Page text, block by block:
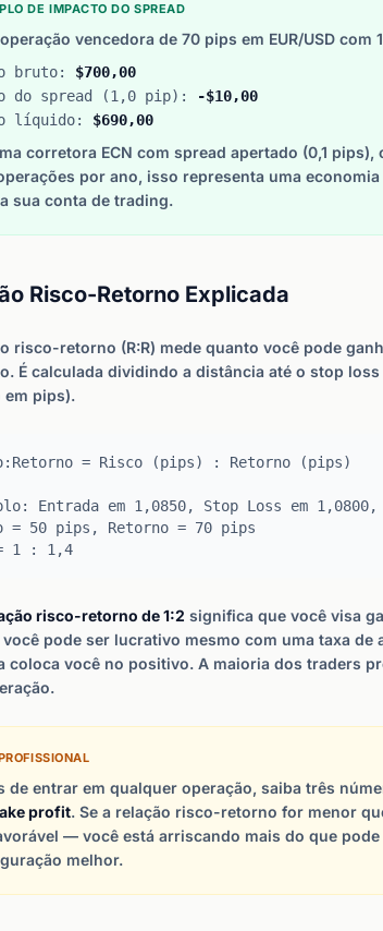
DE IMPACTO DO SPREAD
vencedora de 70 pips em EUR/USD com
bruto: $700,00
do spread (1,0 pip):
-$10,00
líquido: $690,00
corretora ECN com spread apertado (0,1
por ano, isso representa uma economia
sua conta de trading.
Risco-Retorno Explicada
risco-retorno (R:R) mede quanto você pode
É calculada dividindo a distância até o stop
em pips).
= Risco (pips) : Retorno (pips)
Entrada em 1,0850, Stop Loss em
= 50 pips, Retorno = 70 pips
1 : 1,4
risco-retorno de 1:2 significa que você visa
você pode ser lucrativo mesmo com uma taxa
coloca você no positivo. A maioria dos traders
de entrar em qualquer operação, saiba três
profit. Se a relação risco-retorno for menor
— você está arriscando mais do que
melhor.